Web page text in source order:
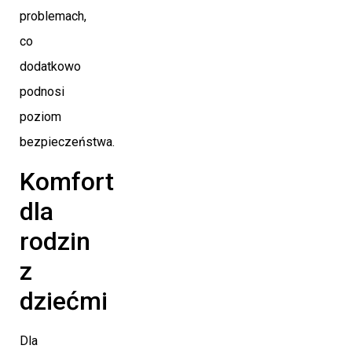
problemach,
co
dodatkowo
podnosi
poziom
bezpieczeństwa.
Komfort
dla
rodzin
z
dziećmi
Dla